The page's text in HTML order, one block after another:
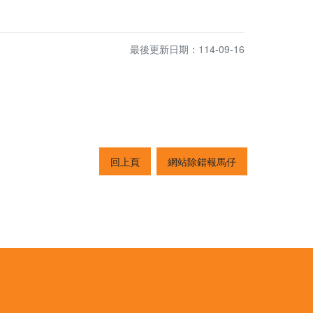
最後更新日期：114-09-16
回上頁 網站除錯報馬仔